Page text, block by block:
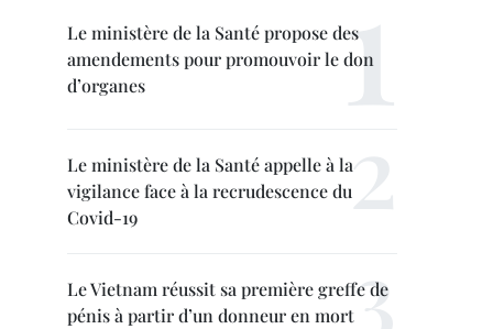
Le ministère de la Santé propose des
amendements pour promouvoir le don
d’organes
Le ministère de la Santé appelle à la
vigilance face à la recrudescence du
Covid-19
Le Vietnam réussit sa première greffe de
pénis à partir d’un donneur en mort